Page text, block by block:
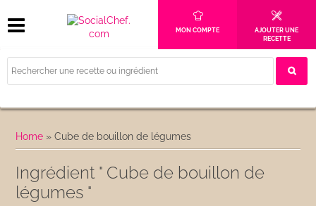
MON COMPTE
AJOUTER UNE
RECETTE
Home »Cube de bouillon de légumes
Ingrédient " Cube de bouillon de
légumes "